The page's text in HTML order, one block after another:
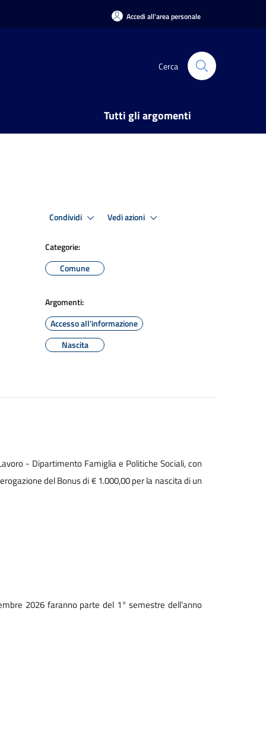
Accedi all'area personale
Cerca
Tutti gli argomenti
Condividi Vedi azioni
Categorie:
Comune
Argomenti:
Accesso all'informazione
Nascita
- Dipartimento Famiglia e Politiche Sociali, con
del Bonus di € 1.000,00 per la nascita di un
2026 faranno parte del 1° semestre dell’anno